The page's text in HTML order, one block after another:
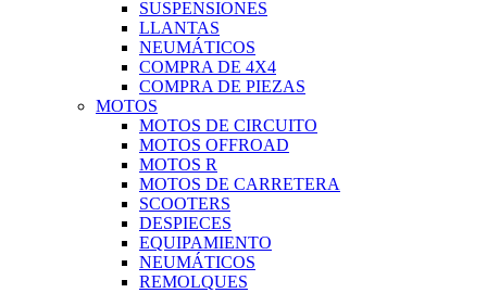
SUSPENSIONES
LLANTAS
NEUMÁTICOS
COMPRA DE 4X4
COMPRA DE PIEZAS
MOTOS
MOTOS DE CIRCUITO
MOTOS OFFROAD
MOTOS R
MOTOS DE CARRETERA
SCOOTERS
DESPIECES
EQUIPAMIENTO
NEUMÁTICOS
REMOLQUES